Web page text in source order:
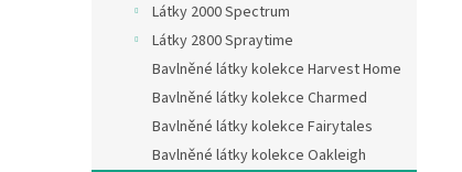
Látky 2000 Spectrum
Látky 2800 Spraytime
Bavlněné látky kolekce Harvest Home
Bavlněné látky kolekce Charmed
Bavlněné látky kolekce Fairytales
Bavlněné látky kolekce Oakleigh